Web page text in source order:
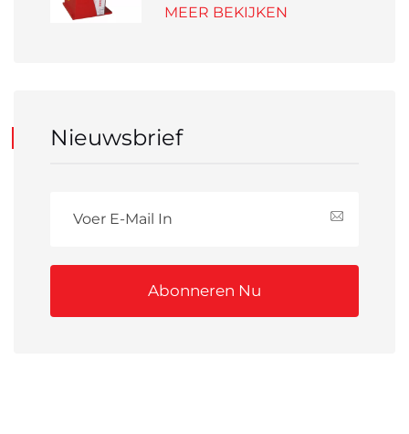
certificering
MEER BEKIJKEN
Nieuwsbrief
Abonneren Nu